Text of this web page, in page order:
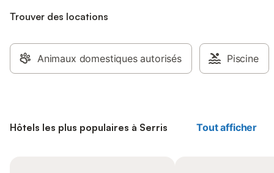
Trouver des locations
Animaux domestiques autorisés Piscine
Hôtels les plus populaires à Serris Tout afficher